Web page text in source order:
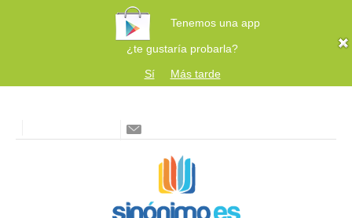
Tenemos una app
¿te gustaría probarla?
Sí
Más tarde